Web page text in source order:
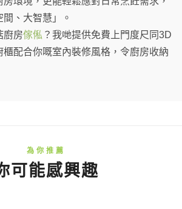
、大智慧」。
廚房傢俬 ？我哋提供免費上門度尺同3D
配合你嘅室內裝修風格，令廚房收納
可能感興趣